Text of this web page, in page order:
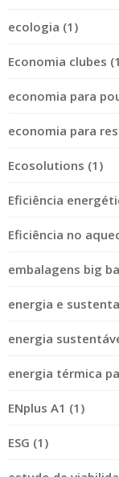
ecologia (1)
Economia clubes
economia para
economia para
Ecosolutions (1)
Eficiência
Eficiência no
embalagens big
energia e
energia
energia térmica
ENplus A1 (1)
ESG (1)